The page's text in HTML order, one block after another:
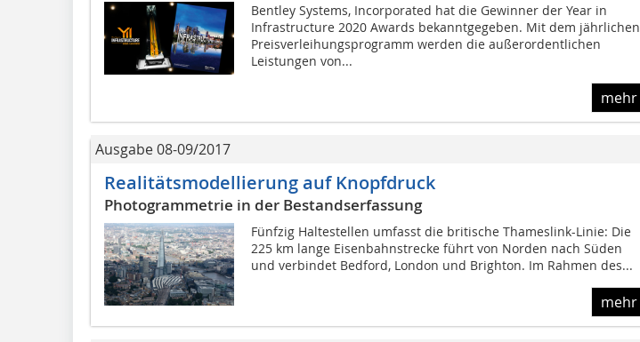
Bentley Systems, Incorporated hat die Gewinner der Year in
Infrastructure 2020 Awards bekanntgegeben. Mit dem jährlichen
Preisverleihungsprogramm werden die außerordentlichen
Leistungen von...
mehr
Ausgabe 08-09/2017
Realitätsmodellierung auf Knopfdruck
Photogrammetrie in der Bestandserfassung
Fünfzig Haltestellen umfasst die britische Thameslink-Linie: Die
225 km lange Eisenbahnstrecke führt von Norden nach Süden
und verbindet Bedford, London und Brighton. Im Rahmen des...
mehr